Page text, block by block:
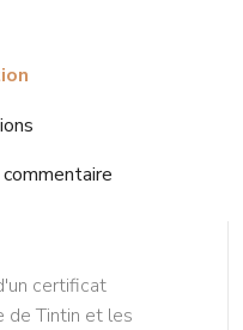
certificat
de Tintin et les